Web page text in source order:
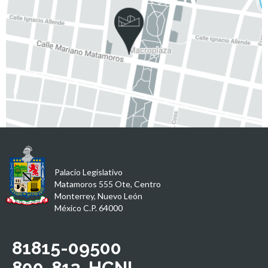
Palacio Legislativo
Matamoros 555 Ote, Centro
Monterrey, Nuevo León
México C.P. 64000
81815-09500